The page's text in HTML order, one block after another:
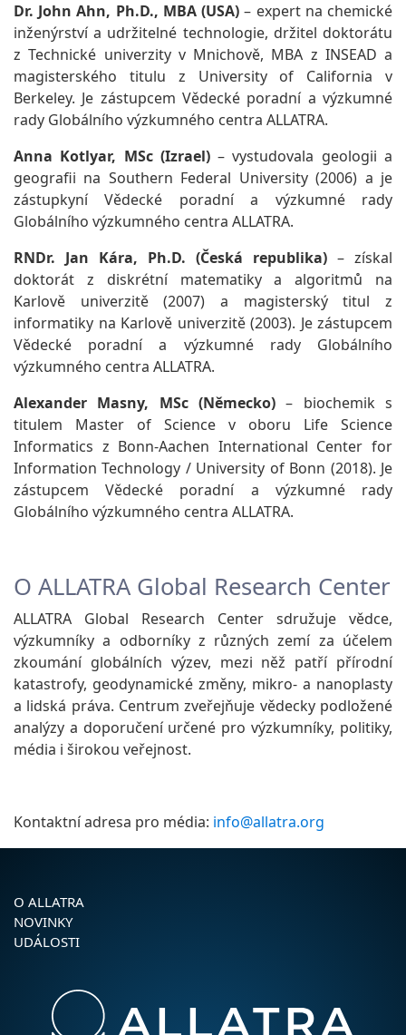
Dr. John Ahn, Ph.D., MBA (USA)– expert na chemické
inženýrství a udržitelné technologie, držitel doktorátu
z Technické univerzity v Mnichově, MBA z INSEAD a
magisterského titulu z University of California v
Berkeley. Je zástupcem Vědecké poradní a výzkumné
rady Globálního výzkumného centra ALLATRA.
Anna Kotlyar, MSc (Izrael)– vystudovala geologii a
geografii na Southern Federal University (2006) a je
zástupkyní Vědecké poradní a výzkumné rady
Globálního výzkumného centra ALLATRA.
RNDr. Jan Kára, Ph.D. (Česká republika) – získal
doktorát z diskrétní matematiky a algoritmů na
Karlově univerzitě (2007) a magisterský titul z
informatiky na Karlově univerzitě (2003). Je zástupcem
Vědecké poradní a výzkumné rady Globálního
výzkumného centra ALLATRA.
Alexander Masny, MSc (Německo)– biochemik s
titulem Master of Science v oboru Life Science
Informatics z Bonn-Aachen International Center for
Information Technology / University of Bonn (2018). Je
zástupcem Vědecké poradní a výzkumné rady
Globálního výzkumného centra ALLATRA.
O ALLATRA Global Research Center
ALLATRA Global Research Center sdružuje vědce,
výzkumníky a odborníky z různých zemí za účelem
zkoumání globálních výzev, mezi něž patří přírodní
katastrofy, geodynamické změny, mikro- a nanoplasty
a lidská práva. Centrum zveřejňuje vědecky podložené
analýzy a doporučení určené pro výzkumníky, politiky,
média i širokou veřejnost.
Kontaktní adresa pro média: info@allatra.org
O ALLATRA
NOVINKY
UDÁLOSTI